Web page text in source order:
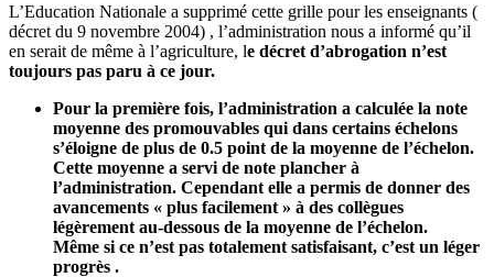
L’Education Nationale a supprimé cette grille pour les enseignants (
décret du 9 novembre 2004) , l’administration nous a informé qu’il
en serait de même à l’agriculture, le décret d’abrogation n’est
toujours pas paru à ce jour.
Pour la première fois, l’administration a calculée la note
moyenne des promouvables qui dans certains échelons
s’éloigne de plus de 0.5 point de la moyenne de l’échelon.
Cette moyenne a servi de note plancher à
l’administration. Cependant elle a permis de donner des
avancements « plus facilement » à des collègues
légèrement au-dessous de la moyenne de l’échelon.
Même si ce n’est pas totalement satisfaisant, c’est un léger
progrès .